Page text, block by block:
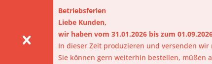
Betriebsferien
Liebe Kunden,
wir haben vom 31.01.2026 bis zum
In dieser Zeit produzieren und versenden wir
Sie können gern weiterhin bestellen, müßen